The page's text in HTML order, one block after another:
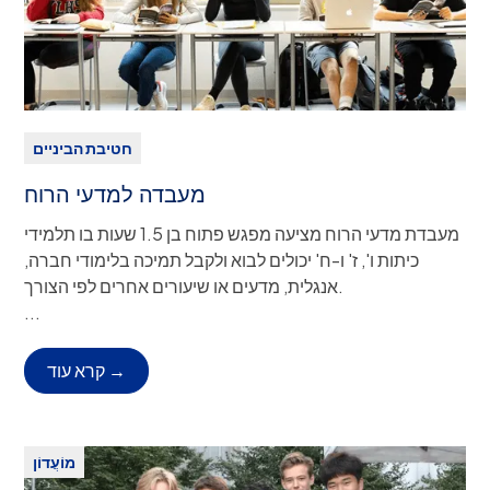
חטיבת הביניים
מעבדה למדעי הרוח
מעבדת מדעי הרוח מציעה מפגש פתוח בן 1.5 שעות בו תלמידי
כיתות ו', ז' ו-ח' יכולים לבוא ולקבל תמיכה בלימודי חברה,
אנגלית, מדעים או שיעורים אחרים לפי הצורך.
שלישי ורביעי (15:30-17:00)
מנחים בפקולטה:מר טיטרינגטון, גב' מוהר
תיאור המועדון:המעבדה למדעי הרוח מציעה מפגש פתוח בן
...
קרא עוד →
מוֹעֲדוֹן